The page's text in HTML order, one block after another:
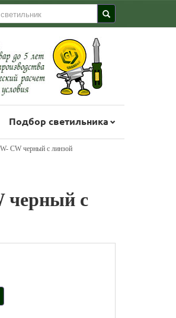
Подбор светильника
CW черный с линзой
черный с